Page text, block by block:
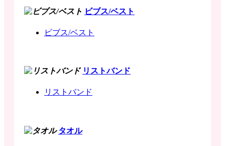
ビブス/ベスト
ビブス/ベスト
リストバンド
リストバンド
タオル